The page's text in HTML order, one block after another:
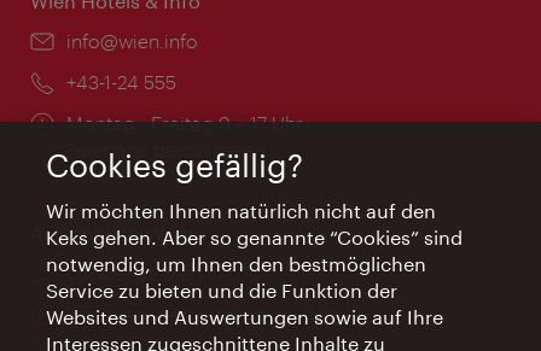
Email:
info@wien.info
Telefon:
+43-1-24 555
Öffnungszeiten:
Montag - Freitag 9 – 17 Uhr
Feiertags geschlossen
AI Concierge Wien
Ort:
concierge.wien.info
Öffnungszeiten:
Informationen rund um die Uhr
Cookies gefällig?
Wir möchten Ihnen natürlich nicht auf den
Keks gehen. Aber so genannte “Cookies” sind
notwendig, um Ihnen den bestmöglichen
Service zu bieten und die Funktion der
Websites und Auswertungen sowie auf Ihre
Interessen zugeschnittene Inhalte zu